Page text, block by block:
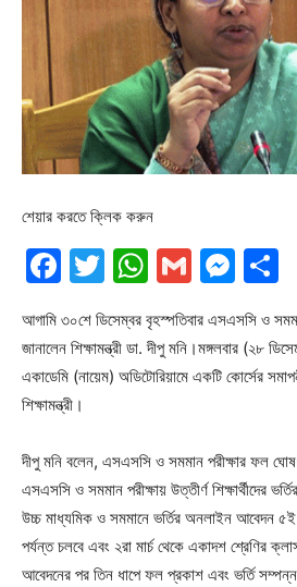
শেয়ার করতে ক্লিক করুন
Facebook
TwitterGmail
আগামি ৩০শে ডিসেম্বর বৃহস্পতিবার এসএসসি ও
জানালেন শিক্ষামন্ত্রী ডা. দীপু মনি।মঙ্গলবার (২৮
একাডেমি (নায়েম) অডিটোরিয়ামে একটি কোর্সের
শিক্ষামন্ত্রী।
দীপু মনি বলেন, এসএসসি ও সমমান পরীক্ষার ফল
এসএসসি ও সমমান পরীক্ষায় উত্তীর্ণ শিক্ষার্থীদের
উচ্চ মাধ্যমিক ও সমমানে ভর্তির অনলাইন আবেদন ৫ই
পর্যন্ত চলবে এবং ২রা মার্চ থেকে একাদশ শ্রেণির
আবেদনের পর তিন ধাপে ফল প্রকাশ এবং ভর্তি সম্পন্ন